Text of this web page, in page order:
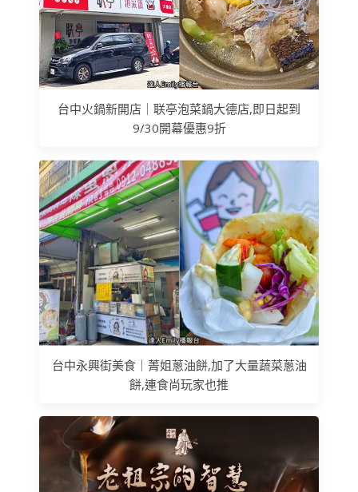
台中火鍋新開店｜联亭泡菜鍋大德店,即日起到
9/30開幕優惠9折
台中永興街美食｜菁姐蔥油餅,加了大量蔬菜蔥油
餅,連食尚玩家也推